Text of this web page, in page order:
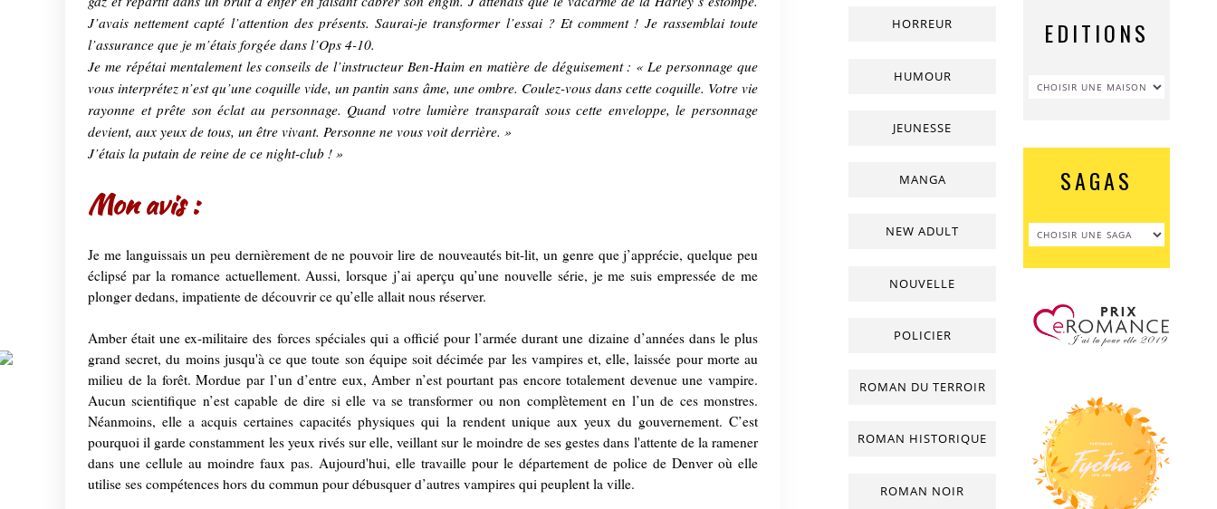
J’avais nettement capté l’attention des présents. Saurai-je transformer l’essai ? Et comment ! Je rassemblai toute
l’assurance que je m’étais forgée dans l’Ops 4-10.
Je me répétai mentalement les conseils de l’instructeur Ben-Haim en matière de déguisement : « Le personnage que
vous interprétez n’est qu’une coquille vide, un pantin sans âme, une ombre. Coulez-vous dans cette coquille. Votre vie
rayonne et prête son éclat au personnage. Quand votre lumière transparaît sous cette enveloppe, le personnage
devient, aux yeux de tous, un être vivant. Personne ne vous voit derrière. »
J’étais la putain de reine de ce night-club ! »
Mon avis :
Je me languissais un peu dernièrement de ne pouvoir lire de nouveautés bit-lit, un genre que j’apprécie, quelque peu
éclipsé par la romance actuellement. Aussi, lorsque j’ai aperçu qu’une nouvelle série, je me suis empressée de me
plonger dedans, impatiente de découvrir ce qu’elle allait nous réserver.
Amber était une ex-militaire des forces spéciales qui a officié pour l’armée durant une dizaine d’années dans le plus
grand secret, du moins jusqu'à ce que toute son équipe soit décimée par les vampires et, elle, laissée pour morte au
milieu de la forêt. Mordue par l’un d’entre eux, Amber n’est pourtant pas encore totalement devenue une vampire.
Aucun scientifique n’est capable de dire si elle va se transformer ou non complètement en l’un de ces monstres.
Néanmoins, elle a acquis certaines capacités physiques qui la rendent unique aux yeux du gouvernement. C’est
pourquoi il garde constamment les yeux rivés sur elle, veillant sur le moindre de ses gestes dans l'attente de la ramener
dans une cellule au moindre faux pas. Aujourd'hui, elle travaille pour le département de police de Denver où elle
utilise ses compétences hors du commun pour débusquer d’autres vampires qui peuplent la ville.
HORREUR
HUMOUR
JEUNESSE
MANGA
NEW ADULT
NOUVELLE
POLICIER
ROMAN DU TERROIR
ROMAN HISTORIQUE
ROMAN NOIR
EDITIONS
SAGAS